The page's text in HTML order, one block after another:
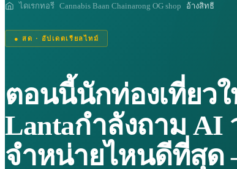
ไดเรกทอรี Cannabis Baan Chainarong OG shop อ้างสิทธิ์
● สด · อัปเดตเรียลไทม์
ตอนนี้นักท่องเที่ยว
Lantaกำลังถาม AI
จำหน่ายไหนดีที่สุ